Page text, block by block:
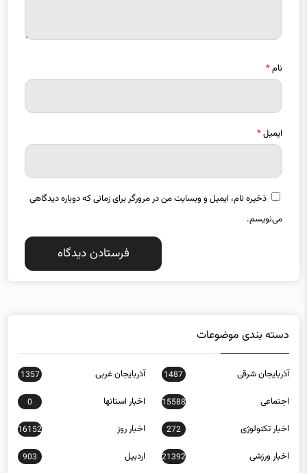
نام*
ایمیل*
ذخیره نام، ایمیل و وبسایت من در مرورگر برای زمانی که دوباره دیدگاهی
می‌نویسم.
دسته بندی موضوعات
آذربایجان شرقی 1487 آذربایجان غربی 1357
اجتماعی 15588 اخبار استانها 0
اخبار تکنولوژی 272 اخبار روز 16152
اخبار ورزشی 21392 اردبیل 903